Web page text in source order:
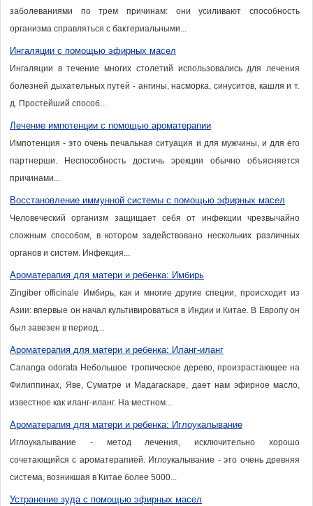
заболеваниями по трем причинам: они усиливают способность
организма справляться с бактериальными...
Ингаляции с помощью эфирных масел
Ингаляции в течение многих столетий использовались для лечения
болезней дыхательных путей - ангины, насморка, синуситов, кашля и т.
д. Простейший способ...
Лечение импотенции с помощью ароматерапии
Импотенция - это очень печальная ситуация и для мужчины, и для его
партнерши. Неспособность достичь эрекции обычно объясняется
причинами...
Восстановление иммунной системы с помощью эфирных масел
Человеческий организм защищает себя от инфекции чрезвычайно
сложным способом, в котором задействовано нескольких различных
органов и систем. Инфекция...
Ароматерапия для матери и ребенка: Имбирь
Zingiber officinale Имбирь, как и многие другие специи, происходит из
Азии: впервые он начал культивироваться в Индии и Китае. В Европу он
был завезен в период...
Ароматерапия для матери и ребенка: Иланг-иланг
Cananga odorata Небольшое тропическое дерево, произрастающее на
Филиппинах, Яве, Суматре и Мадагаскаре, дает нам эфирное масло,
известное как иланг-иланг. На местном...
Ароматерапия для матери и ребенка: Иглоукалывание
Иглоукалывание - метод лечения, исключительно хорошо
сочетающийся с ароматерапией. Иглоукалывание - это очень древняя
система, возникшая в Китае более 5000...
Устранение зуда с помощью эфирных масел